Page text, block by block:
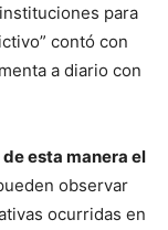
para
contó con
a diario con
esta manera el
observar
ocurridas en